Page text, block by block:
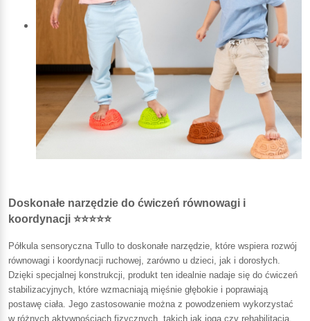
Doskonałe narzędzie do ćwiczeń równowagi i
koordynacji ⭐⭐⭐⭐⭐
Półkula sensoryczna Tullo to doskonałe narzędzie, które wspiera rozwój
równowagi i koordynacji ruchowej, zarówno u dzieci, jak i dorosłych.
Dzięki specjalnej konstrukcji, produkt ten idealnie nadaje się do ćwiczeń
stabilizacyjnych, które wzmacniają mięśnie głębokie i poprawiają
postawę ciała. Jego zastosowanie można z powodzeniem wykorzystać
w różnych aktywnościach fizycznych, takich jak joga czy rehabilitacja.